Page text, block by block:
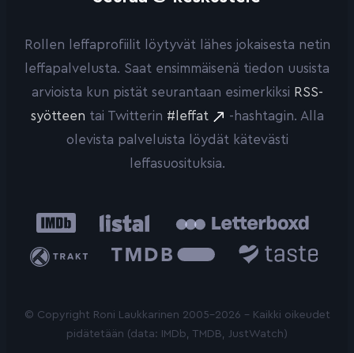
Rollen leffaprofiilit löytyvät lähes jokaisesta netin
leffapalvelusta. Saat ensimmäisenä tiedon uusista
arvioista kun pistät seurantaan esimerkiksi RSS-
syötteen tai Twitterin #leffat
-hashtagin. Alla
olevista palveluista löydät kätevästi
leffasuosituksia.
IMDb Listal
Trakt
Database
© Copyright Roni Laukkarinen 2005-2026 - Kaikki oikeudet
pidätetään (data: IMDb, TMDB, JustWatch)